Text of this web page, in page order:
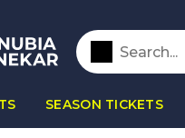
SEASON TICKETS